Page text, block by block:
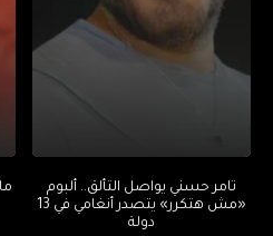
تامر حسني يواصل التألق.. ألبوم
«مش هتكرر» يتصدر أنغامي في 13
دولة